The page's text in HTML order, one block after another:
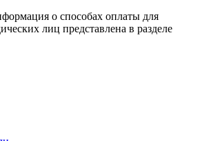
о способах оплаты для
лиц представлена в разделе